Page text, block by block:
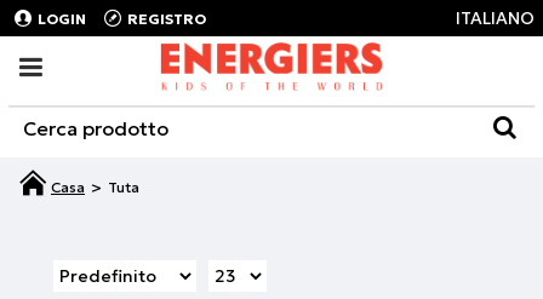
LOGIN REGISTRO ITALIANO
Tuta